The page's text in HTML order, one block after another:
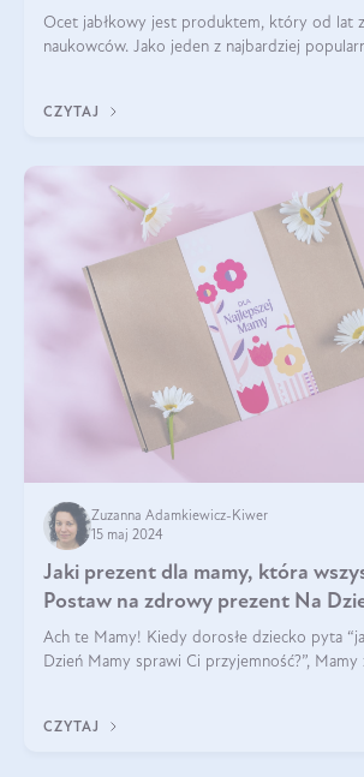
Ocet jabłkowy jest produktem, który od lat
naukowców. Jako jeden z najbardziej
CZYTAJ
Zuzanna Adamkiewicz-Kiwer
15 maj 2024
Jaki prezent dla mamy, która
Postaw na zdrowy prezent Na
Ach te Mamy! Kiedy dorosłe dziecko pyta
Dzień Mamy sprawi Ci przyjemność?”, Mamy
CZYTAJ